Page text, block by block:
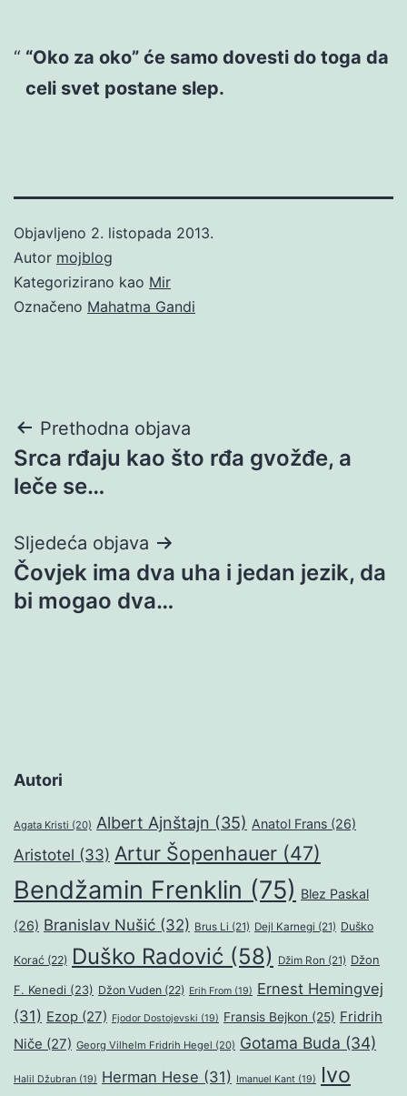
“Oko za oko” će samo dovesti do toga da
celi svet postane slep.
Objavljeno 2. listopada 2013.
Autor mojblog
Kategorizirano kao Mir
Označeno Mahatma Gandi
Navigacija
objava
Prethodna objava
Srca rđaju kao što rđa gvožđe, a
leče se…
Sljedeća objava
Čovjek ima dva uha i jedan jezik, da
bi mogao dva…
Autori
Agata Kristi (20) Albert Ajnštajn (35) Anatol Frans (26)
Aristotel (33) Artur Šopenhauer (47)
Bendžamin Frenklin (75) Blez Paskal
(26) Branislav Nušić (32) Brus Li (21) Dejl Karnegi (21) Duško
Korać (22) Duško Radović (58) Džim Ron (21) Džon
F. Kenedi (23) Džon Vuden (22) Erih From (19) Ernest Hemingvej
(31) Ezop (27) Fjodor Dostojevski (19) Fransis Bejkon (25) Fridrih
Niče (27) Georg Vilhelm Fridrih Hegel (20) Gotama Buda (34)
Halil Džubran (19) Herman Hese (31) Imanuel Kant (19)
Ivo